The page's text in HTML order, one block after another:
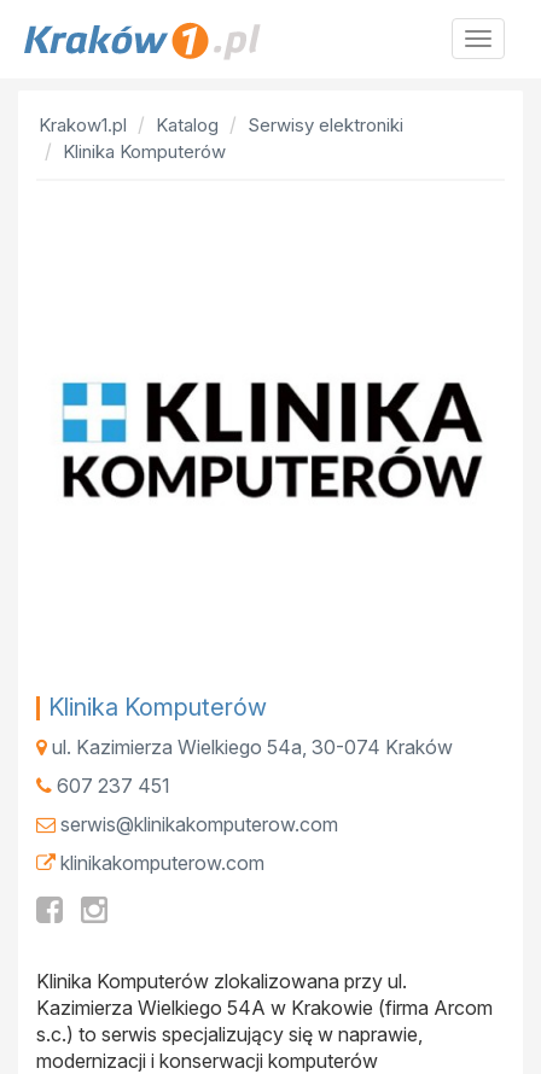
Krakow1.pl Katalog
Serwisy elektroniki
Klinika Komputerów
Klinika Komputerów
ul. Kazimierza Wielkiego 54a, 30-074 Kraków
607 237 451
serwis@klinikakomputerow.com
klinikakomputerow.com
Klinika Komputerów zlokalizowana przy ul.
Kazimierza Wielkiego 54A w Krakowie (firma Arcom
s.c.) to serwis specjalizujący się w naprawie,
modernizacji i konserwacji komputerów